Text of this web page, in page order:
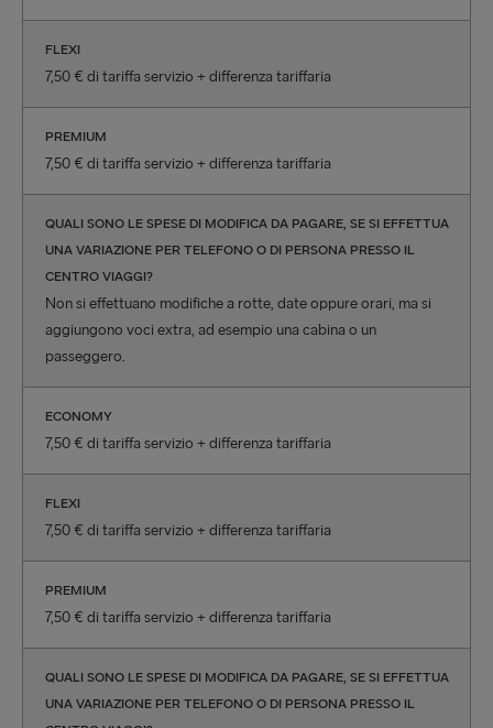
FLEXI
7,50 € di tariffa servizio + differenza tariffaria
PREMIUM
7,50 € di tariffa servizio + differenza tariffaria
QUALI SONO LE SPESE DI MODIFICA DA PAGARE, SE SI EFFETTUA
UNA VARIAZIONE PER TELEFONO O DI PERSONA PRESSO IL
CENTRO VIAGGI?
Non si effettuano modifiche a rotte, date oppure orari, ma si
aggiungono voci extra, ad esempio una cabina o un
passeggero.
ECONOMY
7,50 € di tariffa servizio + differenza tariffaria
FLEXI
7,50 € di tariffa servizio + differenza tariffaria
PREMIUM
7,50 € di tariffa servizio + differenza tariffaria
QUALI SONO LE SPESE DI MODIFICA DA PAGARE, SE SI EFFETTUA
UNA VARIAZIONE PER TELEFONO O DI PERSONA PRESSO IL